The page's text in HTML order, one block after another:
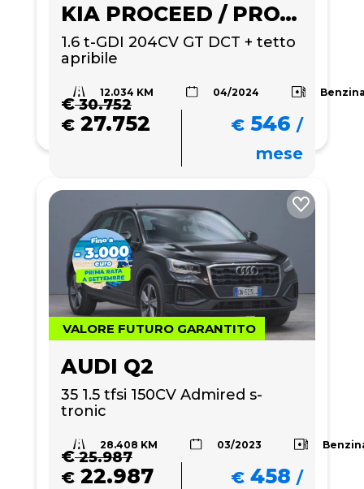
KIA PROCEED / PRO_CEE'D
1.6 t-GDI 204CV GT DCT + tetto
apribile
12.034 KM 04/2024
€30.752
€ 27.752 € 546 /
mese
VALORE FUTURO GARANTITO
AUDI Q2
35 1.5 tfsi 150CV Admired s-
tronic
28.408 KM 03/2023
€25.987
€ 22.987 € 458 /